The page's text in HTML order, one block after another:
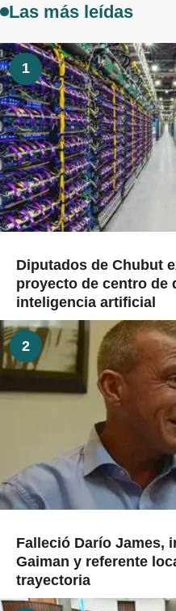
Las más leídas
1
Diputados de Chubut
proyecto de centro de
inteligencia artificial
2
Falleció Darío James,
Gaiman y referente
trayectoria